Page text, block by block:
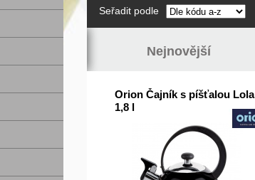
Seřadit podle
Nejnovější
Orion Čajník s píšťalou Lola
1,8 l